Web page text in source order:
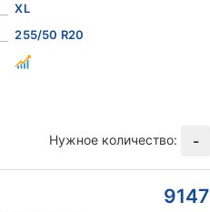
XL
255/50 R20
Нужное количество: -
9147